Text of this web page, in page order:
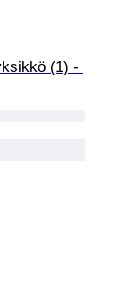
(1) -